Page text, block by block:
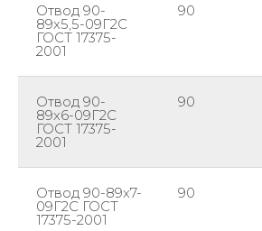
Отвод 90-
89х5,5-09Г2С
ГОСТ 17375-
2001
90
Отвод 90-
89х6-09Г2С
ГОСТ 17375-
2001
90
Отвод 90-89х7-
09Г2С ГОСТ
17375-2001
90